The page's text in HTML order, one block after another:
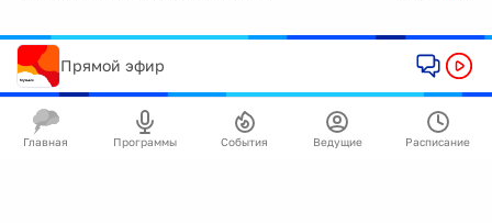
Прямой эфир
Главная Программы События Ведущие Расписание